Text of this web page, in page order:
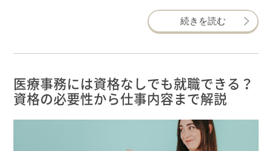
続きを読む
医療事務には資格なしでも就職できる？
資格の必要性から仕事内容まで解説